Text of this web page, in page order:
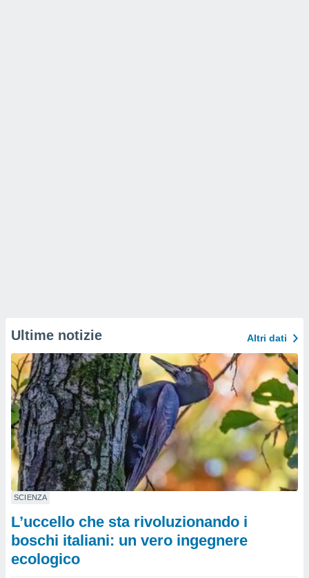
Ultime notizie Altri dati
SCIENZA
L’uccello che sta rivoluzionando i
boschi italiani: un vero ingegnere
ecologico